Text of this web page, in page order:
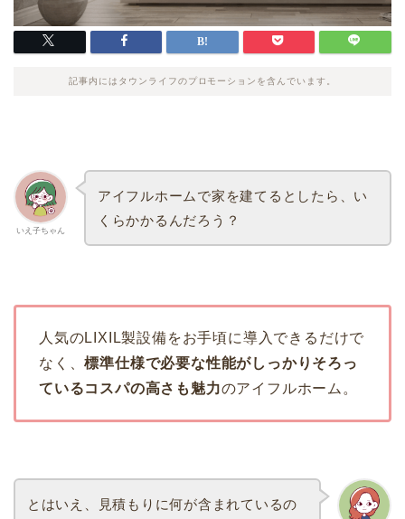
記事内にはタウンライフのプロモーションを含んでいます。
いえ子ちゃん
アイフルホームで家を建てるとしたら、い
くらかかるんだろう？
人気のLIXIL製設備をお手頃に導入できるだけで
なく、標準仕様で必要な性能がしっかりそろっ
ているコスパの高さも魅力のアイフルホーム。
とはいえ、見積もりに何が含まれているの